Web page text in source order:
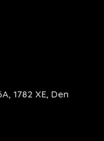
1782 XE, Den